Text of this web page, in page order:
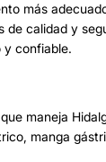
más
de calidad y
y confiable.
maneja
manga